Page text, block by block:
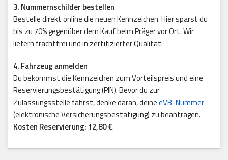
3. Nummernschilder bestellen
Bestelle direkt online die neuen Kennzeichen. Hier sparst du
bis zu 70% gegenüber dem Kauf beim Präger vor Ort. Wir
liefern frachtfrei und in zertifizierter Qualität.
4. Fahrzeug anmelden
Du bekommst die Kennzeichen zum Vorteilspreis und eine
Reservierungsbestätigung (PIN). Bevor du zur
Zulassungsstelle fährst, denke daran, deineeVB-Nummer
(elektronische Versicherungsbestätigung) zu beantragen.
Kosten Reservierung: 12,80 €.